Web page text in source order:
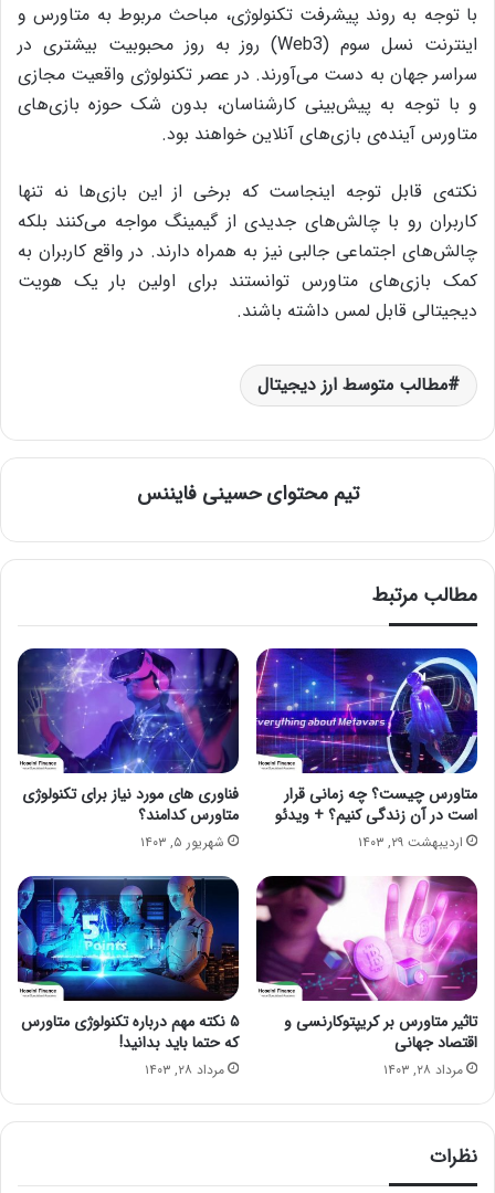
با توجه به روند پیشرفت تکنولوژی، مباحث مربوط به متاورس و
اینترنت نسل سوم (Web3) روز به روز محبوبیت بیشتری در
سراسر جهان به دست می‌آورند. در عصر تکنولوژی‌ واقعیت مجازی
و با توجه به پیش‌بینی کارشناسان، بدون شک حوزه‌ بازی‌های
متاورس آینده‌ی بازی‌های آنلاین خواهند بود‌.
نکته‌ی قابل توجه اینجاست که برخی از این بازی‌ها نه تنها
کاربران رو با چالش‌های جدیدی از گیمینگ مواجه می‌کنند بلکه
چالش‌های اجتماعی جالبی نیز به همراه دارند. در واقع کاربران به
کمک بازی‌های متاورس توانستند برای اولین بار یک هویت
دیجیتالی قابل لمس داشته باشند.
مطالب متوسط ارز دیجیتال
تیم محتوای حسینی‌ فایننس
مطالب مرتبط
متاورس چیست؟ چه زمانی قرار
است در آن زندگی کنیم؟ + ویدئو
اردیبهشت ۲۹, ۱۴۰۳
فناوری های مورد نیاز برای تکنولوژی
متاورس کدامند؟
شهریور ۵, ۱۴۰۳
تاثیر متاورس بر کریپتوکارنسی و
اقتصاد جهانی
مرداد ۲۸, ۱۴۰۳
۵ نکته مهم درباره تکنولوژی متاورس
که حتما باید بدانید!
مرداد ۲۸, ۱۴۰۳
نظرات